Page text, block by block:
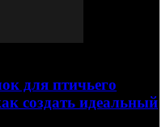
для птичьего
создать идеальный